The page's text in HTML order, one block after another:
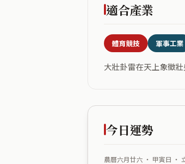
適合產業
體育競技 軍事工業
大壯卦雷在天上象徵
今日運勢
農曆六月廿六 ・ 甲寅日 ・